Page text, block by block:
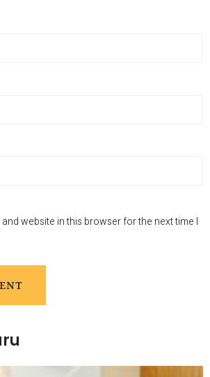
website in this browser for the next time I